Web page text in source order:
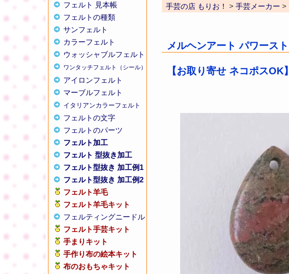
フェルト 見本帳
フェルトの種類
サンフェルト
カラーフェルト
ウォッシャブルフェルト
ワンタッチフェルト（シール）
アイロンフェルト
マーブルフェルト
イタリアンカラーフェルト
フェルトの文字
フェルトのパーツ
フェルト加工
フェルト 型抜き加工
フェルト型抜き 加工例1
フェルト型抜き 加工例2
フェルト羊毛
フェルト羊毛キット
フェルティングニードル
フェルト手芸キット
手まりキット
手作り布の絵本キット
布のおもちゃキット
手芸の店 もりお！ > 手芸メーカー >
メルヘンアート パワース
【お取り寄せ ネコポスOK